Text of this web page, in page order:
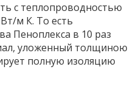
с теплопроводностью
м К. То есть
Пеноплекса в 10 раз
уложенный толщиною
полную изоляцию